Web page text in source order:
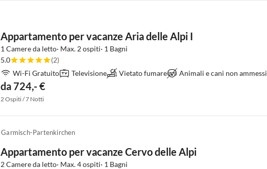
Appartamento per vacanze Aria delle Alpi I
1 Camere da letto· Max. 2 ospiti· 1 Bagni
5.0
(2)
Wi-Fi Gratuito
Televisione Vietato fumare Animali e cani non ammessi
da 724,- €
2 Ospiti / 7 Notti
Garmisch-Partenkirchen
Appartamento per vacanze Cervo delle Alpi
2 Camere da letto· Max. 4 ospiti· 1 Bagni